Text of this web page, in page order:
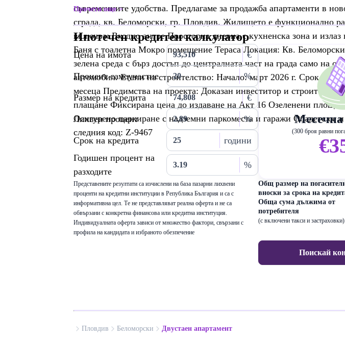
съвременните удобства. Предлагаме за продажба апартаменти в
сграда, кв. Беломорски, гр. Пловдив. Жилището е функционално
включва: Входно антре Просторна дневна с кухненска зона и излаз
Баня с тоалетна Мокро помещение Тераса Локация: Кв. Беломорски
зелена среда с бърз достъп до централната част на града само на
автомобил. Етапи на строителство: Начало: март 2026 г. Срок за
месеца Предимства на проекта: Доказан инвеститор и строител
плащане Фиксирана цена до издаване на Акт 16 Озеленени площи
Осигурено паркиране с надземни паркоместа и гаражи Обадете се
следния код: Z-9467
Прочети още
Ипотечен кредитен калкулатор
Цена на имота €
Процент самоучастие %
Размер на кредита €
Лихвен процент %
Срок на кредита
години
Годишен процент на
разходите
%
Представените резултати са изчислени на база пазарни лихвени
проценти на кредитни институции в Република България и са с
информативна цел. Те не представляват реална оферта и не са
обвързани с конкретна финансова или кредитна институция.
Индивидуалната оферта зависи от множество фактори, свързани с
профила на кандидата и избраното обезпечение
Месечна
(300 броя равни
Общ размер на
вноски за срока на
Обща сума дължима от
потребителя
(с включени такси и застраховки)
Поискай
Пловдив Беломорски Двустаен апартамент